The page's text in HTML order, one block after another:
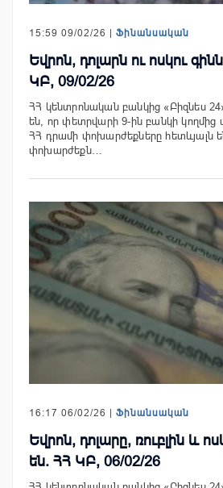
15:59 09/02/26 | Ֆինանսական
Եվրոն, դոլարն ու ոսկու
ԿԲ, 09/02/26
ՀՀ կենտրոնական բանկից «Բիզնես
են, որ փետրվարի 9-ին բանկի կողմից
ՀՀ դրամի փոխարժեքները հետևյալն
փոխարժեքն…
16:17 06/02/26 | Ֆինանսական
Եվրոն, դոլարը, ռուբլին և
են. ՀՀ ԿԲ, 06/02/26